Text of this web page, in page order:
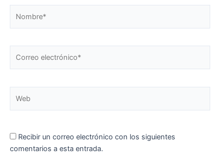
Recibir un correo electrónico con los siguientes
comentarios a esta entrada.